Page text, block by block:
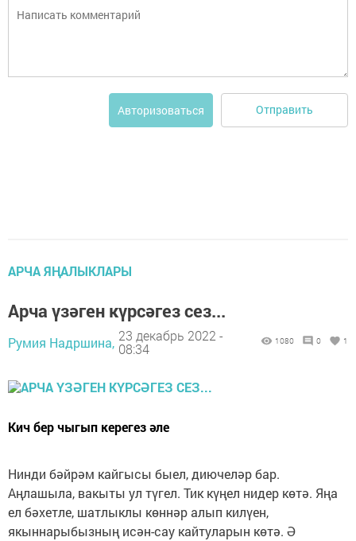
Авторизоваться Отправить
АРЧА ЯҢАЛЫКЛАРЫ
Арча үзәген күрсәгез сез...
Румия Надршина, 23 декабрь 2022 -
08:34
1080 0 1
Кич бер чыгып керегез әле
Нинди бәйрәм кайгысы быел, диючеләр бар.
Аңлашыла, вакыты ул түгел. Тик күңел нидер көтә. Яңа
ел бәхетле, шатлыклы көннәр алып килүен,
якыннарыбызның исән-сау кайтуларын көтә. Ә